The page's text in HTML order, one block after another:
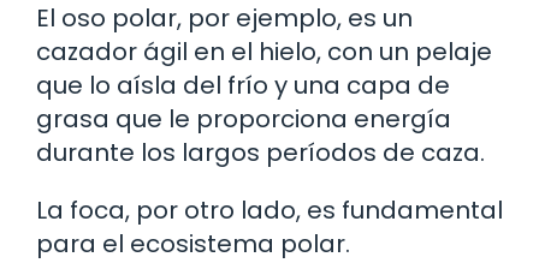
El oso polar, por ejemplo, es un
cazador ágil en el hielo, con un pelaje
que lo aísla del frío y una capa de
grasa que le proporciona energía
durante los largos períodos de caza.
La foca, por otro lado, es fundamental
para el ecosistema polar.